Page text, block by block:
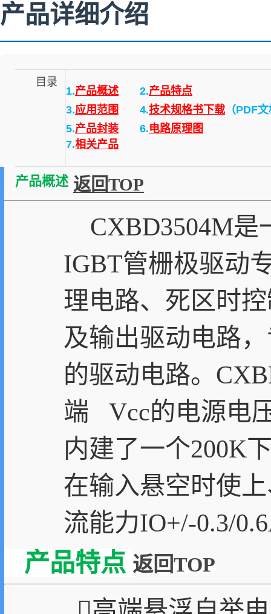
产品详细介绍
目录
1.产品概述 2.产品特点
3.应用范围 4.技术规格书下载 （PDF
5.产品封装 6.电路原理图
7.相关产品
产品概述 返回TOP
CXBD3504M是
IGBT管栅极驱动
理电路、死区时
及输出驱动电路
的驱动电路。
端 Vcc的电源电
内建了一个200K
在输入悬空时使
流能力IO+/-0.3/
产品特点 返回TOP